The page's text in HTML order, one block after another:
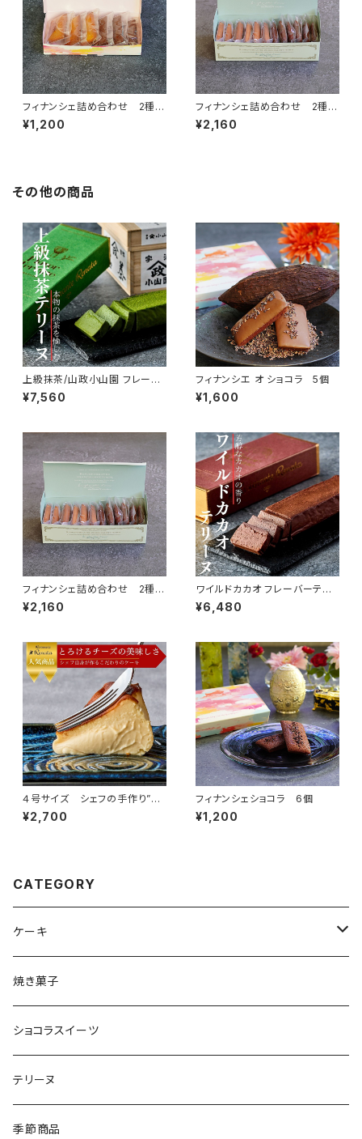
フィナンシェ詰め合わせ 2種6
個 （プレーン3個・ショコラ3
個）
¥1,200
フィナンシェ詰め合わせ 2種12
個 （プレーン6個・ショコラ6
個）
¥2,160
その他の商品
上級抹茶/山政小山園 フレーバ
ーテリーヌ
¥7,560
フィナンシエ オ ショコラ 5個
¥1,600
フィナンシェ詰め合わせ 2種12
個 （プレーン6個・ショコラ6
個）
¥2,160
ワイルドカカオ フレーバーテリ
ーヌ
¥6,480
４号サイズ シェフの手作り”と
ろけるなめらか” 濃厚バスク風
チーズケーキ
¥2,700
フィナンシェショコラ 6個
¥1,200
CATEGORY
ケーキ
チーズケーキ
生チョコケーキ
焼き菓子
ショコラスイーツ
テリーヌ
季節商品